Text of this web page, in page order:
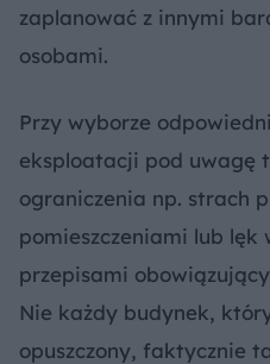
zaplanować z innymi
osobami.
Przy wyborze
eksploatacji pod uwagę
ograniczenia np. strach
pomieszczeniami lub lęk
przepisami
Nie każdy budynek,
opuszczony, faktycznie